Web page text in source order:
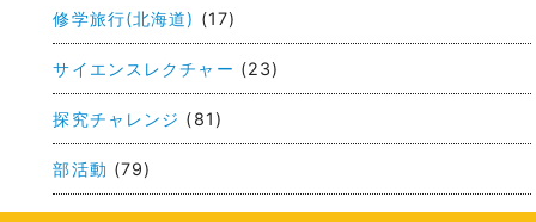
修学旅行(北海道) (17)
サイエンスレクチャー (23)
探究チャレンジ (81)
部活動 (79)